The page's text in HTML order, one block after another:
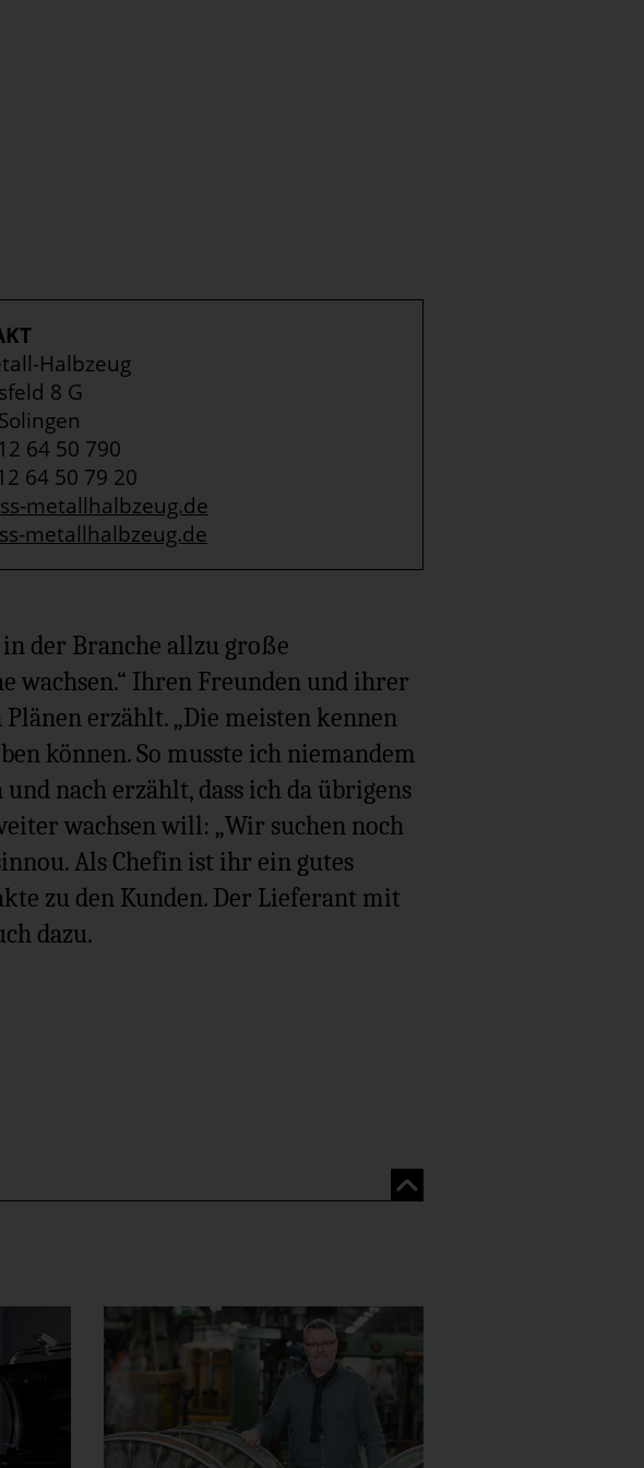
Halbzeug
8 G
64 50 790
64 50 79 20
metallhalbzeug.de
metallhalbzeug.de
der Branche allzu große
wachsen.“ Ihren Freunden und ihrer
erzählt. „Die meisten kennen
können. So musste ich niemandem
nach erzählt, dass ich da übrigens
wachsen will: „Wir suchen noch
Als Chefin ist ihr ein gutes
zu den Kunden. Der Lieferant mit
dazu.